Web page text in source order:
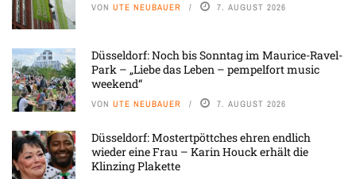
VON UTE NEUBAUER 7. AUGUST 2026
Düsseldorf: Noch bis Sonntag im Maurice-Ravel-
Park – „Liebe das Leben – pempelfort music
weekend“
VON UTE NEUBAUER 7. AUGUST 2026
Düsseldorf: Mostertpöttches ehren endlich
wieder eine Frau – Karin Houck erhält die
Klinzing Plakette